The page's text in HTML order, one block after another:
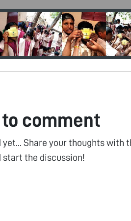
comment
Share your thoughts with
start the discussion!